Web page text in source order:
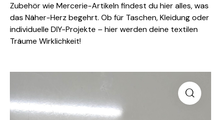
Zubehör wie Mercerie-Artikeln findest du hier alles, was
das Näher-Herz begehrt. Ob für Taschen, Kleidung oder
individuelle DIY-Projekte – hier werden deine textilen
Träume Wirklichkeit!